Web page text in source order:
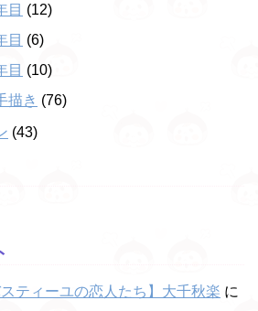
目 (12)
目 (6)
目 (10)
描き (76)
(43)
ティーユの恋人たち】大千秋楽 に